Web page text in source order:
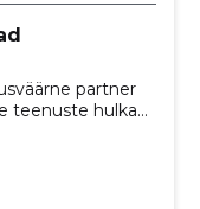
partner
teenuste hulka
Meie
töö ja